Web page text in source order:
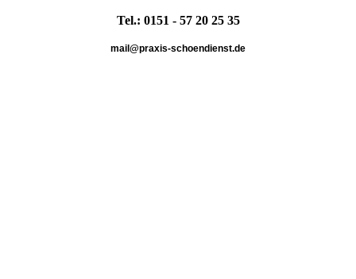
Tel.: 0151 - 57 20 25 35
mail@praxis-schoendienst.de